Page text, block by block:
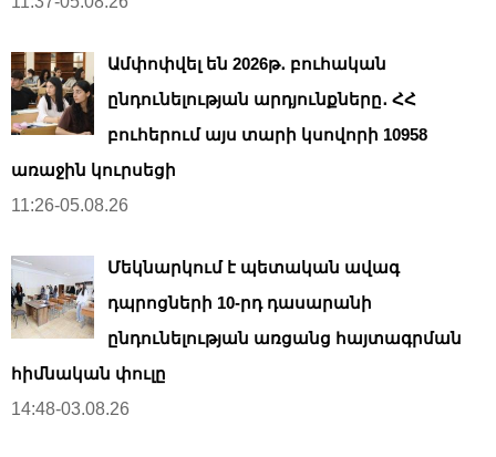
Ամփոփվել են 2026թ․ բուհական
ընդունելության արդյունքները․ ՀՀ
բուհերում այս տարի կսովորի 10958
առաջին կուրսեցի
11:26-05.08.26
Մեկնարկում է պետական ավագ
դպրոցների 10-րդ դասարանի
ընդունելության առցանց հայտագրման
հիմնական փուլը
14:48-03.08.26